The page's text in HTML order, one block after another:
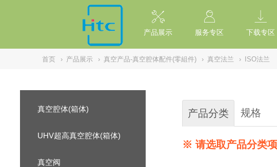
// replaced by scott on 2026/7/20 reason: high risk: Unsafe Implementation Of
产品展示 服务专区 下载专区
首页 › 产品展示 › 真空产品-真空腔体配件(零組件) › 真空法兰 › ISO法兰
真空腔体(箱体)
UHV超高真空腔体(箱体)
真空阀
产品分类 规格
※ 请选取产品分类